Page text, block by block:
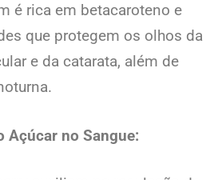
é rica em betacaroteno e
que protegem os olhos da
e da catarata, além de
Açúcar no Sangue: